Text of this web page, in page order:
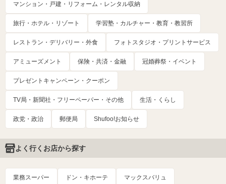
マンション・戸建・リフォーム・レンタル収納
旅行・ホテル・リゾート 学習塾・カルチャー・教育・教習所
レストラン・デリバリー・外食 フォトスタジオ・プリントサービス
アミューズメント 保険・共済・金融 冠婚葬祭・イベント
プレゼントキャンペーン・クーポン
TV局・新聞社・フリーペーパー・その他 生活・くらし
政党・政治 郵便局 Shufoo!お知らせ
よく行くお店から探す
業務スーパー ドン・キホーテ マックスバリュ